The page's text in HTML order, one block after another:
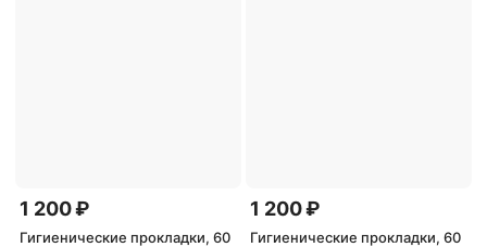
1 200 ₽
Гигиенические прокладки, 60
1 200 ₽
Гигиенические прокладки, 60